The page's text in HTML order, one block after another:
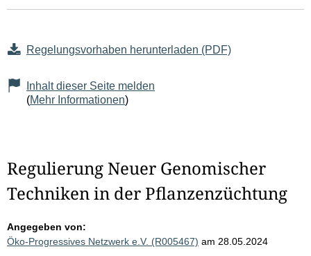
Regelungsvorhaben herunterladen (PDF)
Inhalt dieser Seite melden
(Mehr Informationen)
Regulierung Neuer Genomischer
Techniken in der Pflanzenzüchtung
Angegeben von:
Öko-Progressives Netzwerk e.V. (R005467) am 28.05.2024